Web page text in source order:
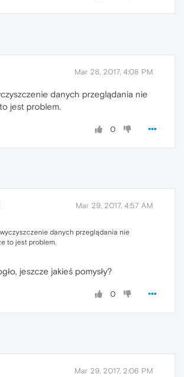
Mar 28, 2017, 4:08 PM
danych przeglądania nie
jest problem.
0
Mar 29, 2017, 4:57 AM
danych przeglądania nie
to jest problem.
jeszcze jakieś pomysły?
0
Mar 29, 2017, 2:06 PM